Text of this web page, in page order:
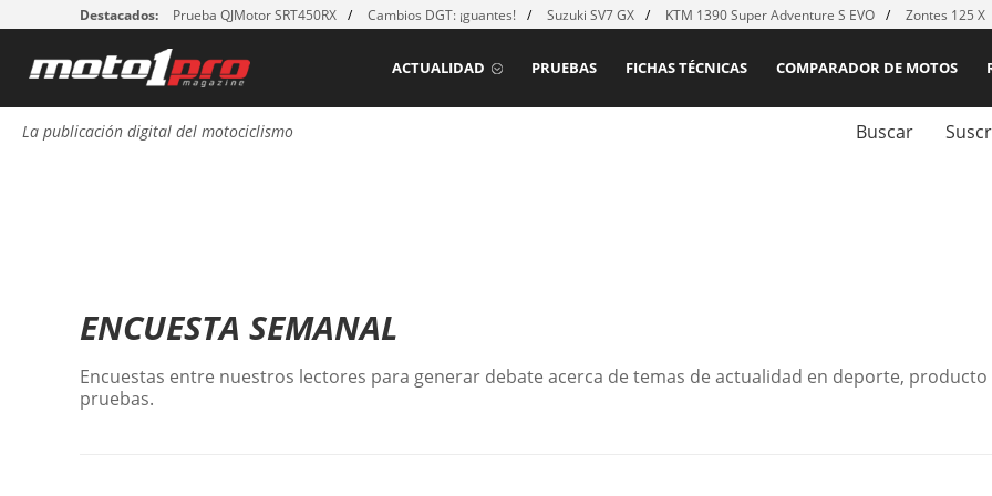
Destacados: Prueba QJMotor SRT450RX Cambios DGT: ¡guantes! Suzuki SV7 GX KTM 1390 Super Adventure S EVO Zontes 125 X
COMPARADOR DE MOTOS
FICHAS TÉCNICAS
PRUEBAS
ACTUALIDAD
La publicación digital del motociclismo Buscar
ENCUESTA SEMANAL
Encuestas entre nuestros lectores para generar debate acerca de temas de actualidad en deporte, producto
pruebas.